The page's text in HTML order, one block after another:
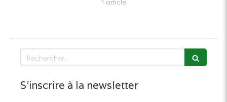
Rechercher
S'inscrire à la newsletter